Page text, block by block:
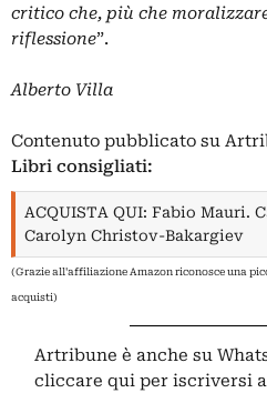
critico che, più che
riflessione”.
Alberto Villa
Contenuto pubblicato su
Libri consigliati:
ACQUISTA QUI: Fabio Mauri.
Carolyn Christov-Bakargiev
(Grazie all'affiliazione Amazon riconosce una
acquisti)
Artribune è anche su
cliccare qui per iscriversi